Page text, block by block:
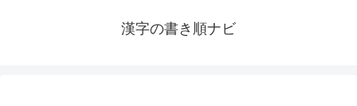
漢字の書き順ナビ